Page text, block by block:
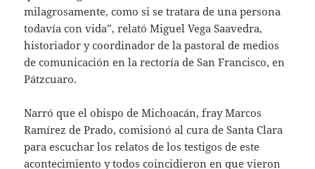
milagrosamente, como si se tratara de una persona
todavía con vida”, relató Miguel Vega Saavedra,
historiador y coordinador de la pastoral de medios
de comunicación en la rectoría de San Francisco, en
Pátzcuaro.
Narró que el obispo de Michoacán, fray Marcos
Ramírez de Prado, comisionó al cura de Santa Clara
para escuchar los relatos de los testigos de este
acontecimiento y todos coincidieron en que vieron